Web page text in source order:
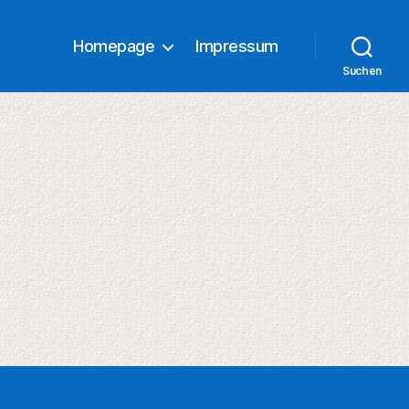
Homepage Impressum
Suchen